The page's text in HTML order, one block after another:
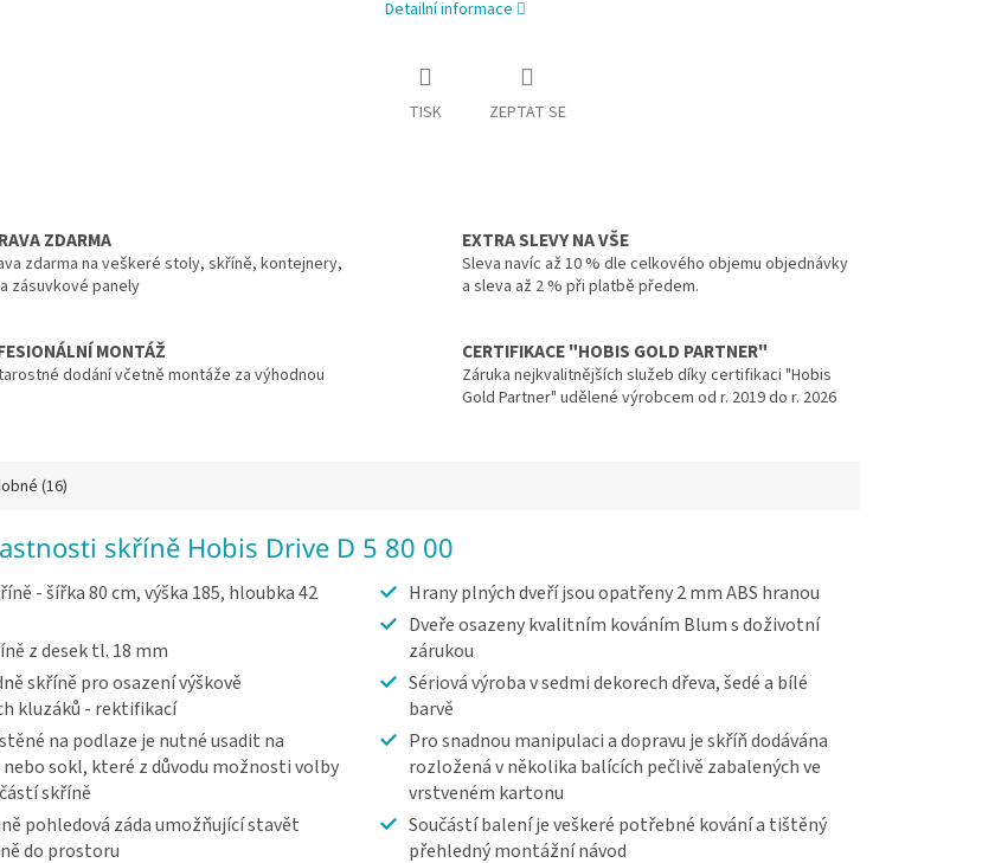
Detailní informace
TISK ZEPTAT SE
ZDARMA
zdarma na veškeré stoly, skříně, kontejnery,
zásuvkové panely
EXTRA SLEVY NA VŠE
Sleva navíc až 10 % dle celkového objemu objednávky
a sleva až 2 % při platbě předem.
MONTÁŽ
dodání včetně montáže za výhodnou
CERTIFIKACE "HOBIS GOLD PARTNER"
Záruka nejkvalitnějších služeb díky certifikaci "Hobis
Gold Partner" udělené výrobcem od r. 2019 do r. 2026
(16)
skříně Hobis Drive D 5 80 00
- šířka 80 cm, výška 185, hloubka 42
z desek tl. 18 mm
skříně pro osazení výškově
kluzáků - rektifikací
na podlaze je nutné usadit na
sokl, které z důvodu možnosti volby
skříně
pohledová záda umožňující stavět
do prostoru
Hrany plných dveří jsou opatřeny 2 mm ABS hranou
Dveře osazeny kvalitním kováním Blum s doživotní
zárukou
Sériová výroba v sedmi dekorech dřeva, šedé a bílé
barvě
Pro snadnou manipulaci a dopravu je skříň dodávána
rozložená v několika balících pečlivě zabalených ve
vrstveném kartonu
Součástí balení je veškeré potřebné kování a tištěný
přehledný montážní návod